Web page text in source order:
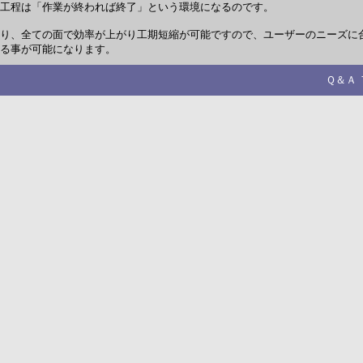
程は「作業が終われば終了」という環境になるのです。
、全ての面で効率が上がり工期短縮が可能ですので、ユーザーのニーズに
事が可能になります。
Ｑ＆